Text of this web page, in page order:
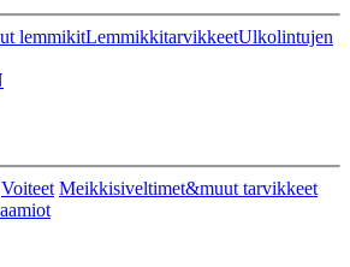
lemmikitLemmikkitarvikkeetUlkolintujen
Voiteet Meikkisiveltimet&muut tarvikkeet